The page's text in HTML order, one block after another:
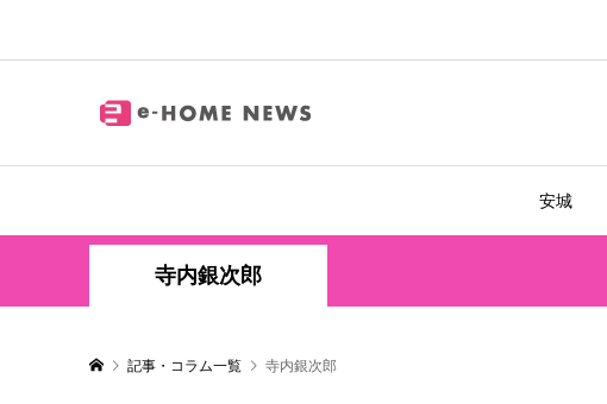
安城
寺内銀次郎
記事・コラム一覧 寺内銀次郎